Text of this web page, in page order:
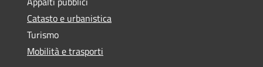
Catasto e urbanistica
Turismo
Mobilità e trasporti